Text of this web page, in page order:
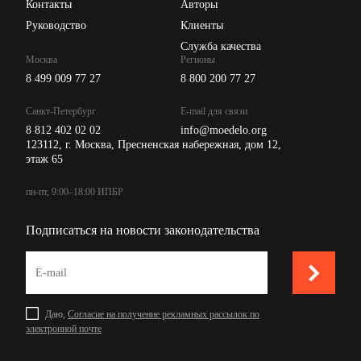
Контакты
Руководство
Авторы
Клиенты
Служба качества
Москва
8 499 009 77 27
Санкт-Петербург
8 812 402 02 02
Регионы
8 800 200 77 27
E-mail для связи
info@moedelo.org
123112, г. Москва, Пресненская набережная, дом 12,
этаж 65
пн-пт, 9:00–18:00 ИПБР
Подписаться на новости законодательства
Даю, Согласие на получение рекламных рассылок по
электронной почте